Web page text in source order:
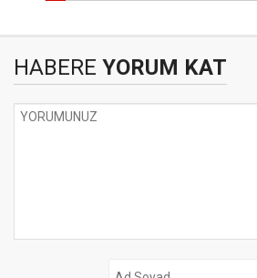
HABERE YORUM KAT